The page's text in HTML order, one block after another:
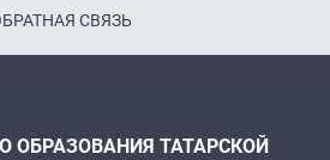
СВЯЗЬ
ОБРАЗОВАНИЯ ТАТАРСКОЙ